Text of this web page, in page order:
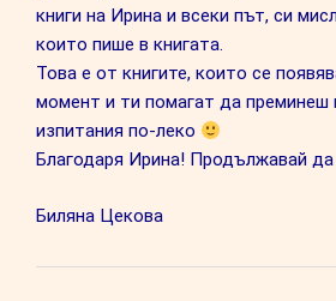
книги на Ирина и всеки път, си
които пише в книгата.
Това е от книгите, които се
момент и ти помагат да преминеш
изпитания по-леко
Благодаря Ирина! Продължавай
Биляна Цекова